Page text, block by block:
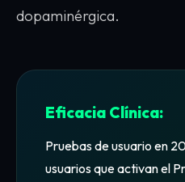
dopaminérgica.
Eficacia Clínica:
Pruebas de usuario en
usuarios que activan el